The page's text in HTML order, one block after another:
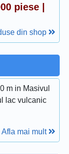
piese |
din shop
m in Masivul
lac vulcanic
Afla mai mult